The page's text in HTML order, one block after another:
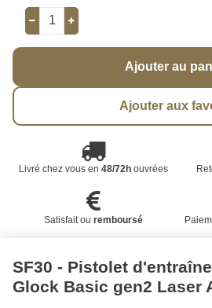
Ajouter au
Ajouter aux
Livré chez vous en 48/72houvrées
Satisfait ou remboursé
SF30 - Pistolet
Glock Basic gen2 Laser